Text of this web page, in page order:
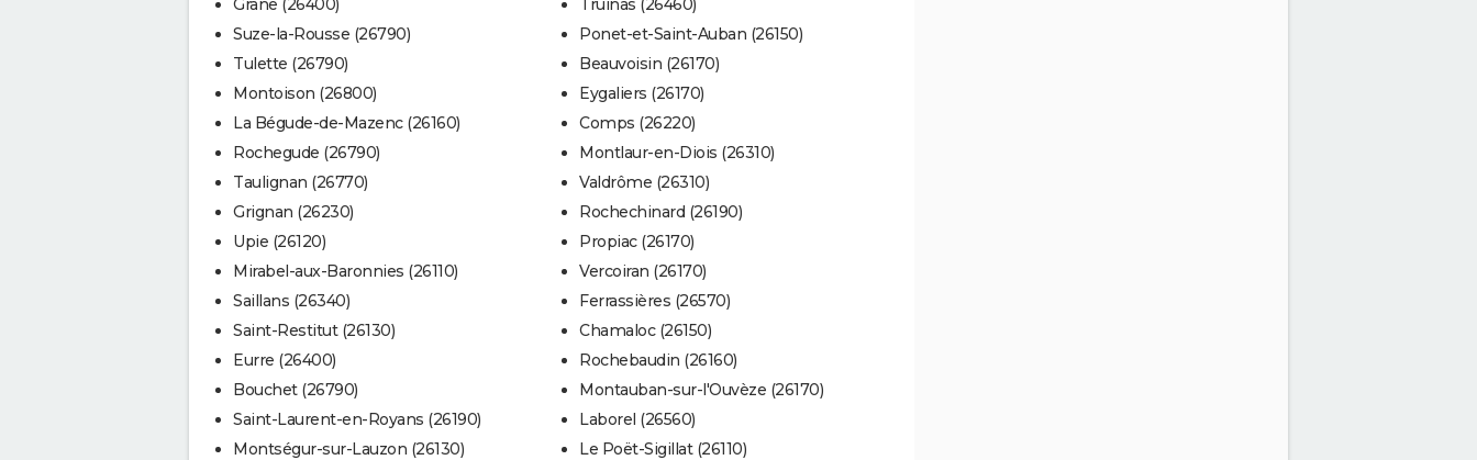
Grane (26400)
Suze-la-Rousse (26790)
Tulette (26790)
Montoison (26800)
La Bégude-de-Mazenc (26160)
Rochegude (26790)
Taulignan (26770)
Grignan (26230)
Upie (26120)
Mirabel-aux-Baronnies (26110)
Saillans (26340)
Saint-Restitut (26130)
Eurre (26400)
Bouchet (26790)
Saint-Laurent-en-Royans (26190)
Montségur-sur-Lauzon (26130)
Truinas (26460)
Ponet-et-Saint-Auban (26150)
Beauvoisin (26170)
Eygaliers (26170)
Comps (26220)
Montlaur-en-Diois (26310)
Valdrôme (26310)
Rochechinard (26190)
Propiac (26170)
Vercoiran (26170)
Ferrassières (26570)
Chamaloc (26150)
Rochebaudin (26160)
Montauban-sur-l'Ouvèze (26170)
Laborel (26560)
Le Poët-Sigillat (26110)